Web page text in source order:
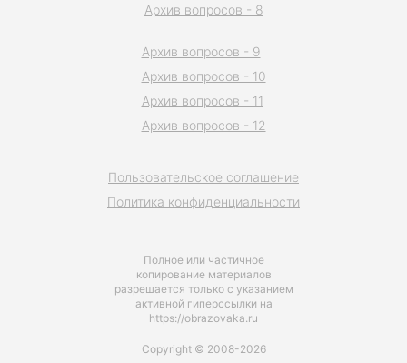
Полное или частичное
копирование материалов
разрешается только с указанием
активной гиперссылки на
https://obrazovaka.ru
Пользовательское соглашение
Политика конфиденциальности
Архив вопросов - 8
Архив вопросов - 9
Архив вопросов - 10
Архив вопросов - 11
Архив вопросов - 12
Copyright © 2008-2026